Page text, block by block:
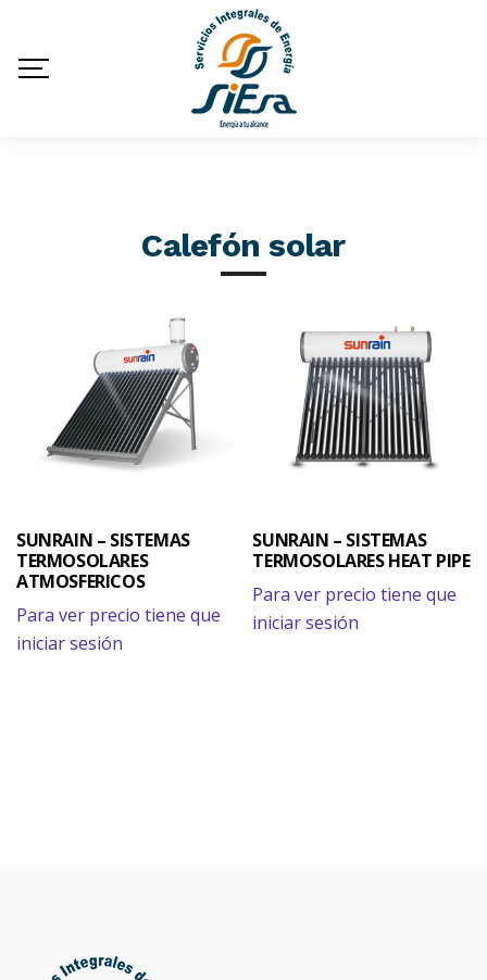
Calefón solar
SUNRAIN – SISTEMAS
TERMOSOLARES
ATMOSFERICOS
Para ver precio tiene que
iniciar sesión
SUNRAIN – SISTEMAS
TERMOSOLARES HEAT PIPE
Para ver precio tiene que
iniciar sesión